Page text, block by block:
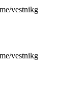
vestnikg
vestnikg